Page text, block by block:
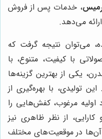
، خدمات پس از فروش
می‌دهد.
می‌توان نتیجه گرفت که
با کیفیت، متنوع، با
یکی از بهترین گزینه‌ها
تولیدی، با بهره‌گیری از
مرغوب، کفش‌هایی را
از نظر ظاهری نیز
در موقعیت‌های مختلف